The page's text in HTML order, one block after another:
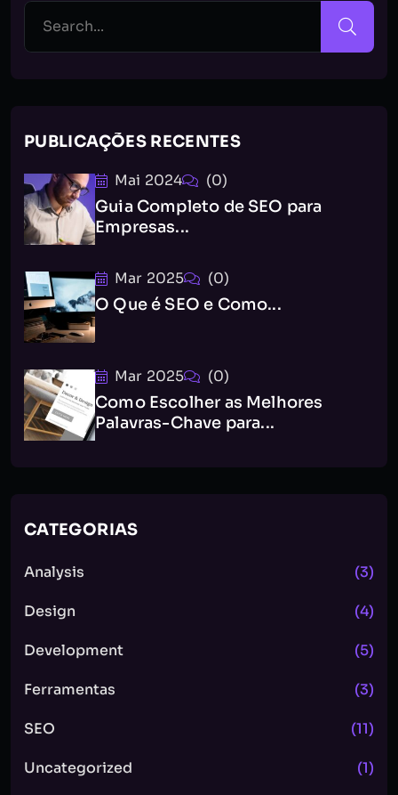
PUBLICAÇÕES RECENTES
Mai 2024 (0)
Guia Completo de SEO para
Empresas...
Mar 2025 (0)
O Que é SEO e Como...
Mar 2025 (0)
Como Escolher as Melhores
Palavras-Chave para...
CATEGORIAS
Analysis (3)
Design (4)
Development (5)
Ferramentas (3)
SEO (11)
Uncategorized (1)